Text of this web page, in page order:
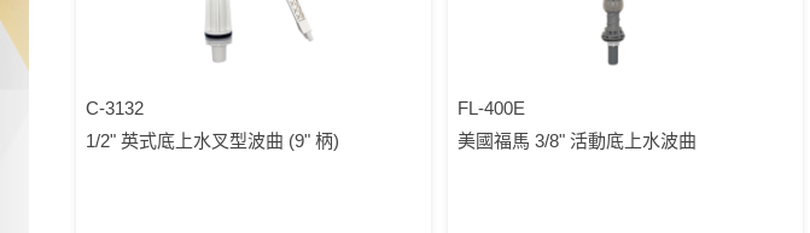
C-3132
1/2" 英式底上水叉型波曲 (9" 柄)
FL-400E
美國福馬 3/8" 活動底上水波曲